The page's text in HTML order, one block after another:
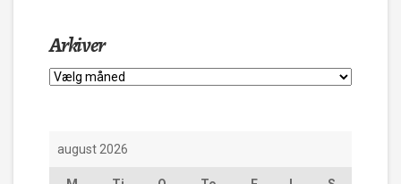
Arkiver
Arkiver
august 2026